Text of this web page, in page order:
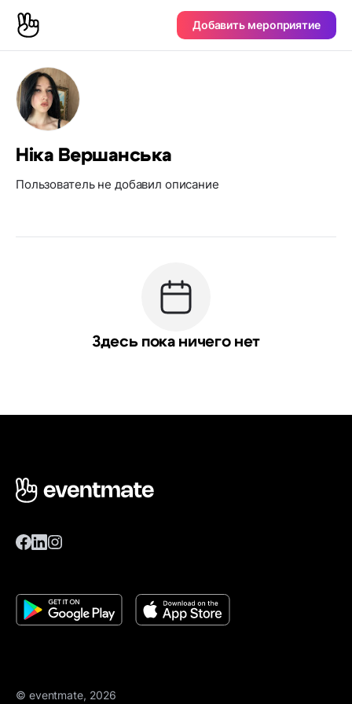
Добавить мероприятие
Ніка Вершанська
Пользователь не добавил описание
Здесь пока ничего нет
© eventmate, 2026